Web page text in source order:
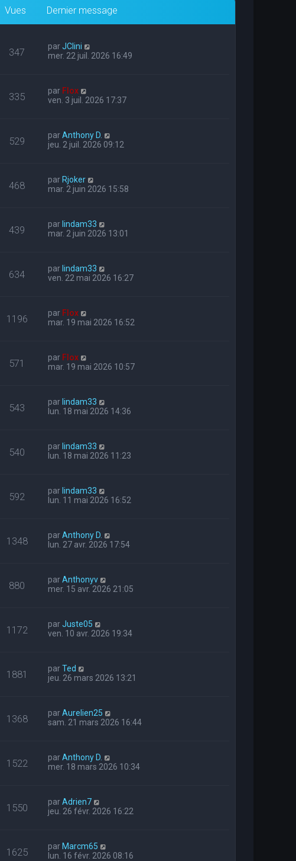
Vues Dernier message
347 parJClini
mer. 22 juil. 2026 16:49
335 par Flox
ven. 3 juil. 2026 17:37
529 parAnthony D.
jeu. 2 juil. 2026 09:12
468 par Rjoker
mar. 2 juin 2026 15:58
439 par lindam33
mar. 2 juin 2026 13:01
634 par lindam33
ven. 22 mai 2026 16:27
1196 par Flox
mar. 19 mai 2026 16:52
571 par Flox
mar. 19 mai 2026 10:57
543 par lindam33
lun. 18 mai 2026 14:36
540 par lindam33
lun. 18 mai 2026 11:23
592 par lindam33
lun. 11 mai 2026 16:52
1348 parAnthony D.
lun. 27 avr. 2026 17:54
880 parAnthonyv
mer. 15 avr. 2026 21:05
1172 parJuste05
ven. 10 avr. 2026 19:34
1881 parTed
jeu. 26 mars 2026 13:21
1368 parAurelien25
sam. 21 mars 2026 16:44
1522 parAnthony D.
mer. 18 mars 2026 10:34
1550 parAdrien7
jeu. 26 févr. 2026 16:22
1625 par Marcm65
lun. 16 févr. 2026 08:16